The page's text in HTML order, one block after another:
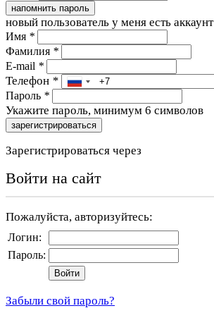
напомнить пароль
новый пользователь у меня есть аккаунт
Имя *
Фамилия *
E-mail *
Телефон *
Пароль *
Укажите пароль, минимум 6 символов
зарегистрироваться
Зарегистрироваться через
Войти на сайт
Пожалуйста, авторизуйтесь:
Логин:
Пароль:
Забыли свой пароль?